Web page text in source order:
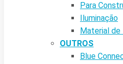
Para
Iluminação
Material de
OUTROS
Blue